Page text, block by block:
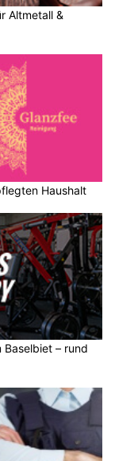
Altmetall &
Haushalt
Baselbiet – rund